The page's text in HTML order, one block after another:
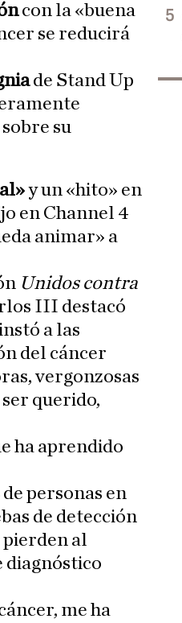
con la «buena
se reducirá
de Stand Up
su
y un «hito» en
en Channel 4
animar» a
Unidos contra
III destacó
a las
del cáncer
vergonzosas
ser querido,
ha aprendido
de personas en
de detección
pierden al
diagnóstico
me ha